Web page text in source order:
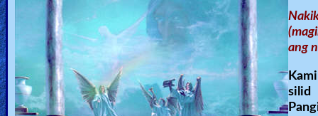
Movies
🎞
Gospel
Videos
ang
silid